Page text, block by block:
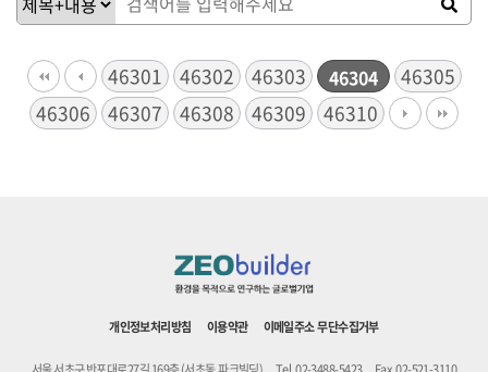
46301 46302 46303 46304
46305
46306
46307 46308 46309 46310
개인정보처리방침 이용약관 이메일주소 무단수집거부